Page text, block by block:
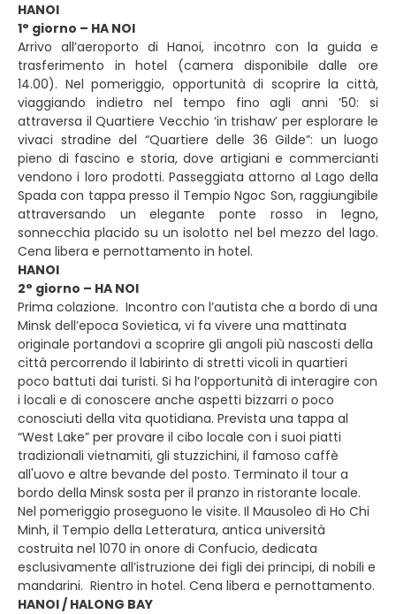
HANOI
1° giorno – HA NOI
Arrivo all’aeroporto di Hanoi, incotnro con la guida e
trasferimento in hotel (camera disponibile dalle ore
14.00). Nel pomeriggio, opportunità di scoprire la città,
viaggiando indietro nel tempo fino agli anni ’50: si
attraversa il Quartiere Vecchio ‘in trishaw’ per esplorare le
vivaci stradine del “Quartiere delle 36 Gilde”: un luogo
pieno di fascino e storia, dove artigiani e commercianti
vendono i loro prodotti. Passeggiata attorno al Lago della
Spada con tappa presso il Tempio Ngoc Son, raggiungibile
attraversando un elegante ponte rosso in legno,
sonnecchia placido su un isolotto nel bel mezzo del lago.
Cena libera e pernottamento in hotel.
HANOI
2° giorno – HA NOI
Prima colazione. Incontro con l’autista che a bordo di una
Minsk dell’epoca Sovietica, vi fa vivere una mattinata
originale portandovi a scoprire gli angoli più nascosti della
città percorrendo il labirinto di stretti vicoli in quartieri
poco battuti dai turisti. Si ha l’opportunità di interagire con
i locali e di conoscere anche aspetti bizzarri o poco
conosciuti della vita quotidiana. Prevista una tappa al
“West Lake” per provare il cibo locale con i suoi piatti
tradizionali vietnamiti, gli stuzzichini, il famoso caffè
all'uovo e altre bevande del posto. Terminato il tour a
bordo della Minsk sosta per il pranzo in ristorante locale.
Nel pomeriggio proseguono le visite. Il Mausoleo di Ho Chi
Minh, il Tempio della Letteratura, antica università
costruita nel 1070 in onore di Confucio, dedicata
esclusivamente all’istruzione dei figli dei principi, di nobili e
mandarini. Rientro in hotel. Cena libera e pernottamento.
HANOI / HALONG BAY